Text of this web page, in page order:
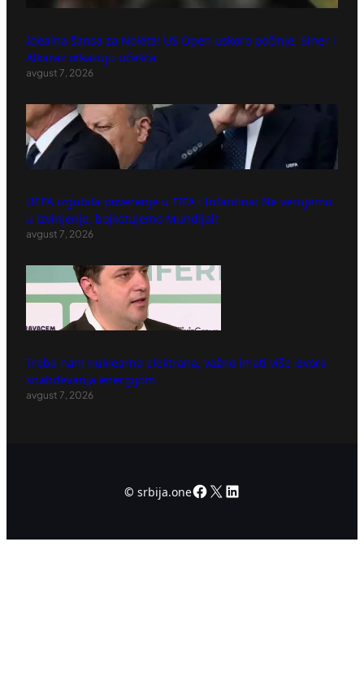
Idealna šansa za Noleta! US Open uskoro počinje, Siner i
Alkaraz otkazuju učešća
avgust 7, 2026
UEFA izgubila poverenje u FIFA i Infantina: Ne verujemo
u izvinjenje, bojkotujemo Mundijal!
avgust 7, 2026
Treba nam nuklearna elektrana, važno imati više izvora
snabdevanja energijom
avgust 7, 2026
© srbija.oneFacebook
X LinkedIn